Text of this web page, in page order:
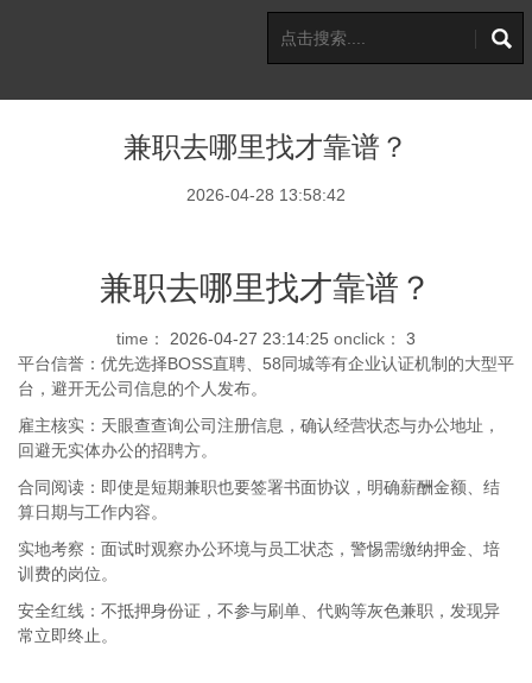
兼职去哪里找才靠谱？
2026-04-28 13:58:42
兼职去哪里找才靠谱？
time： 2026-04-27 23:14:25 onclick：
3
平台信誉：优先选择BOSS直聘、58同城等有企业认证机制的大型平
台，避开无公司信息的个人发布。
雇主核实：天眼查查询公司注册信息，确认经营状态与办公地址，
回避无实体办公的招聘方。
合同阅读：即使是短期兼职也要签署书面协议，明确薪酬金额、结
算日期与工作内容。
实地考察：面试时观察办公环境与员工状态，警惕需缴纳押金、培
训费的岗位。
安全红线：不抵押身份证，不参与刷单、代购等灰色兼职，发现异
常立即终止。